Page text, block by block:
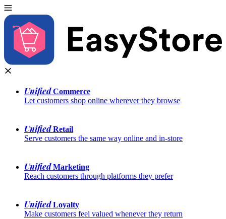
Unified Commerce
Let customers shop online wherever they browse
Unified Retail
Serve customers the same way online and in-store
Unified Marketing
Reach customers through platforms they prefer
Unified Loyalty
Make customers feel valued whenever they return